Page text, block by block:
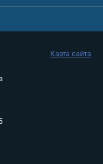
Карта сайта